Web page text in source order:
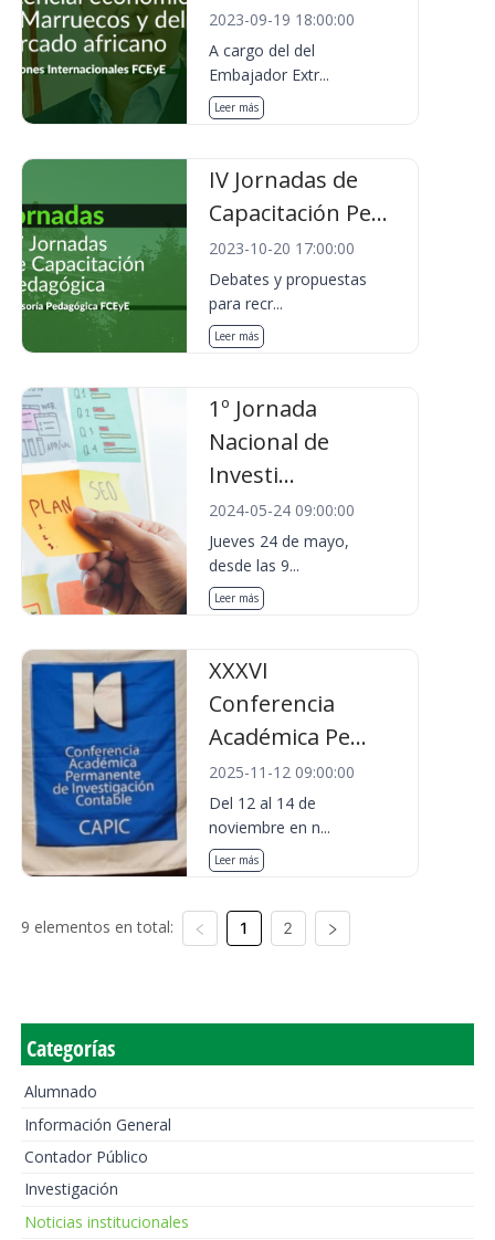
2023-09-19 18:00:00
A cargo del del
Embajador Extr...
Leer más
IV Jornadas de
Capacitación Pe...
2023-10-20 17:00:00
Debates y propuestas
para recr...
Leer más
1º Jornada
Nacional de
Investi...
2024-05-24 09:00:00
Jueves 24 de mayo,
desde las 9...
Leer más
XXXVI
Conferencia
Académica Pe...
2025-11-12 09:00:00
Del 12 al 14 de
noviembre en n...
Leer más
9 elementos en total: 1 2
Categorías
Alumnado
Información General
Contador Público
Investigación
Noticias institucionales